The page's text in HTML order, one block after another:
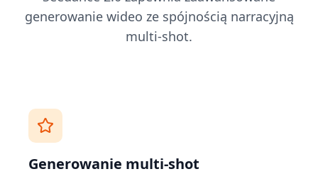
generowanie wideo ze spójnością narracyjną
multi-shot.
Generowanie multi-shot